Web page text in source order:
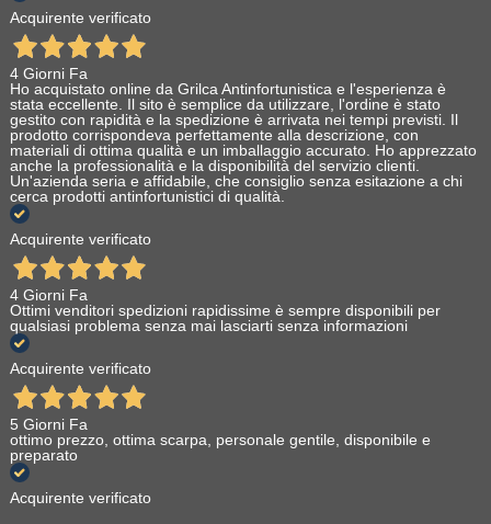
Acquirente verificato
4 Giorni Fa
Ho acquistato online da Grilca Antinfortunistica e l'esperienza è
stata eccellente. Il sito è semplice da utilizzare, l'ordine è stato
gestito con rapidità e la spedizione è arrivata nei tempi previsti. Il
prodotto corrispondeva perfettamente alla descrizione, con
materiali di ottima qualità e un imballaggio accurato. Ho apprezzato
anche la professionalità e la disponibilità del servizio clienti.
Un'azienda seria e affidabile, che consiglio senza esitazione a chi
cerca prodotti antinfortunistici di qualità.
Acquirente verificato
4 Giorni Fa
Ottimi venditori spedizioni rapidissime è sempre disponibili per
qualsiasi problema senza mai lasciarti senza informazioni
Acquirente verificato
5 Giorni Fa
ottimo prezzo, ottima scarpa, personale gentile, disponibile e
preparato
Acquirente verificato